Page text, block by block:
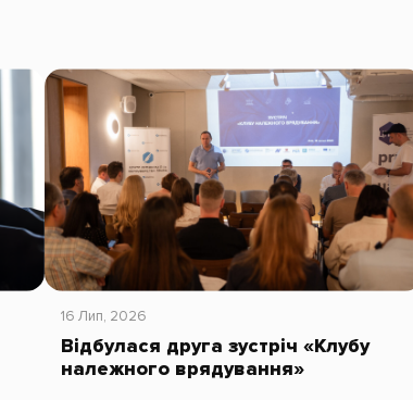
16 Лип, 2026
Відбулася друга зустріч «Клубу
належного врядування»